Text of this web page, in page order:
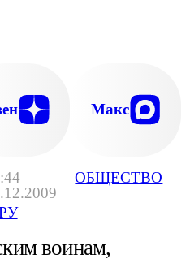
ОБЩЕСТВО
Макс
воинам,